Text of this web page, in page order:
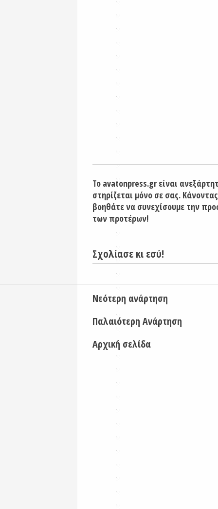
Το avatonpress.gr είναι
στηρίζεται μόνο σε σας.
βοηθάτε να συνεχίσουμε την
των προτέρων!
Σχολίασε κι εσύ!
Νεότερη ανάρτηση
Παλαιότερη Ανάρτηση
Αρχική σελίδα